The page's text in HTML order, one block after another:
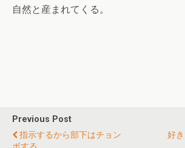
自然と産まれてくる。
Previous Post
指示するから部下はチョン
好